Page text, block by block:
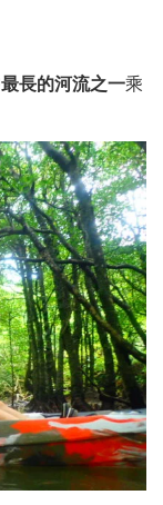
長的河流之一乘